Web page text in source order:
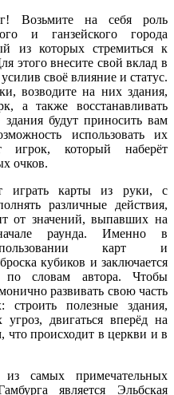
Возьмите на себя роль
и ганзейского города
из которых стремиться к
этого внесите свой вклад в
своё влияние и статус.
возводите на них здания,
а также восстанавливать
будут приносить вам
использовать их
игрок, который наберёт
очков.
играть карты из руки, с
различные действия,
от значений, выпавших на
раунда. Именно в
карт и
кубиков и заключается
по словам автора. Чтобы
развивать свою часть
строить полезные здания,
двигаться вперёд на
что происходит в церкви и в
самых примечательных
является Эльбская